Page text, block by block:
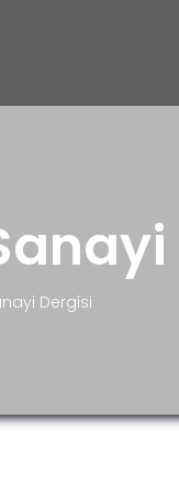
Dergisi